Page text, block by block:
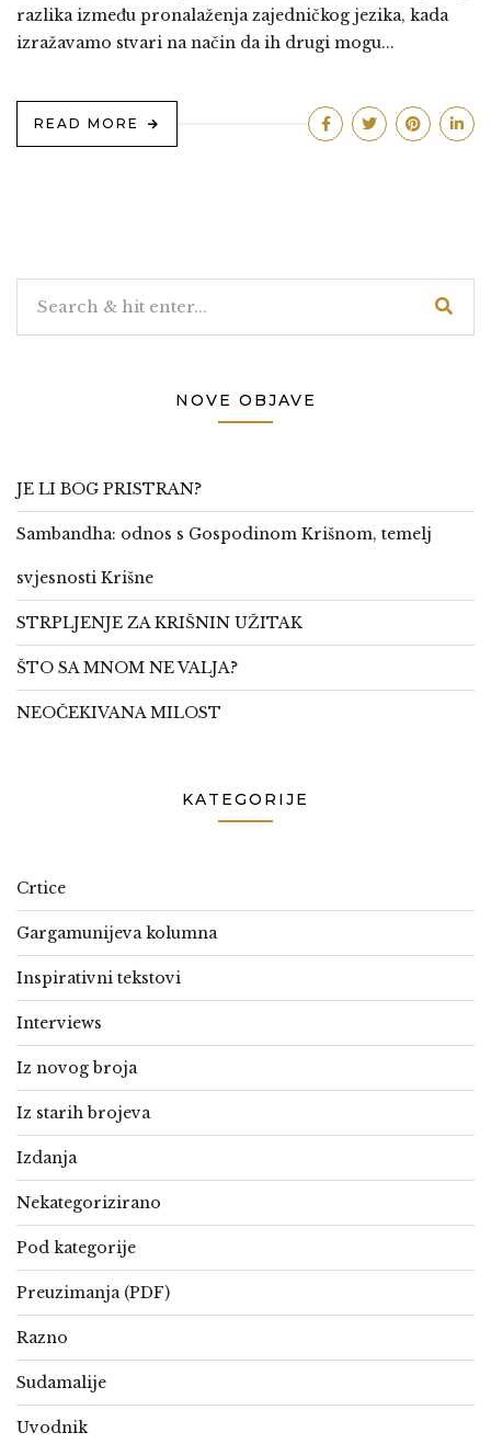
razlika između pronalaženja zajedničkog jezika, kada
izražavamo stvari na način da ih drugi mogu...
READ MORE
NOVE OBJAVE
JE LI BOG PRISTRAN?
Sambandha: odnos s Gospodinom Krišnom, temelj
svjesnosti Krišne
STRPLJENJE ZA KRIŠNIN UŽITAK
ŠTO SA MNOM NE VALJA?
NEOČEKIVANA MILOST
KATEGORIJE
Crtice
Gargamunijeva kolumna
Inspirativni tekstovi
Interviews
Iz novog broja
Iz starih brojeva
Izdanja
Nekategorizirano
Pod kategorije
Preuzimanja (PDF)
Razno
Sudamalije
Uvodnik